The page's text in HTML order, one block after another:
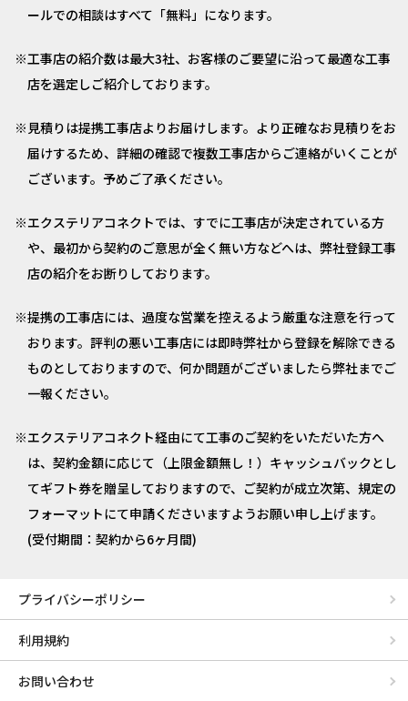
ールでの相談はすべて「無料」になります。
工事店の紹介数は最大3社、お客様のご要望に沿って最適な工事
店を選定しご紹介しております。
見積りは提携工事店よりお届けします。より正確なお見積りをお
届けするため、詳細の確認で複数工事店からご連絡がいくことが
ございます。予めご了承ください。
エクステリアコネクトでは、すでに工事店が決定されている方
や、最初から契約のご意思が全く無い方などへは、弊社登録工事
店の紹介をお断りしております。
提携の工事店には、過度な営業を控えるよう厳重な注意を行って
おります。評判の悪い工事店には即時弊社から登録を解除できる
ものとしておりますので、何か問題がございましたら弊社までご
一報ください。
エクステリアコネクト経由にて工事のご契約をいただいた方へ
は、契約金額に応じて（上限金額無し！）キャッシュバックとし
てギフト券を贈呈しておりますので、ご契約が成立次第、規定の
フォーマットにて申請くださいますようお願い申し上げます。
(受付期間：契約から6ヶ月間)
プライバシーポリシー
利用規約
お問い合わせ